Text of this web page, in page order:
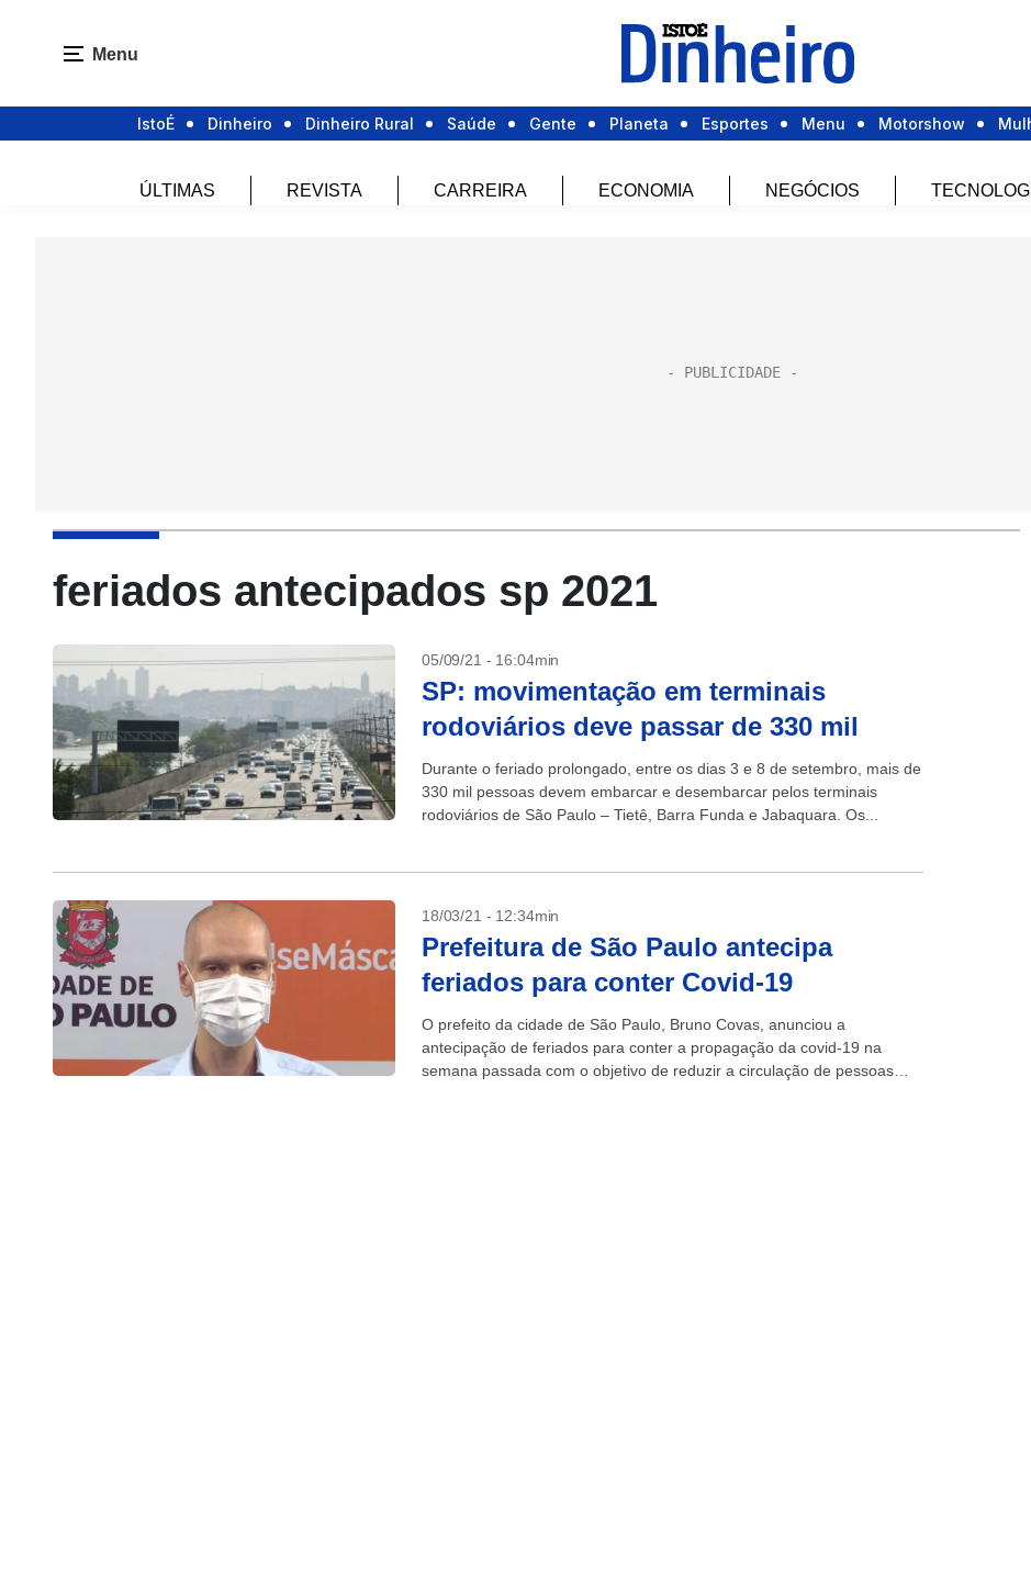
Menu
IstoÉ Dinheiro Dinheiro Rural Saúde Gente Planeta Esportes Menu Motorshow
ÚLTIMAS REVISTA CARREIRA ECONOMIA NEGÓCIOS
feriados antecipados sp 2021
05/09/21 - 16:04min
SP: movimentação em terminais
rodoviários deve passar de 330 mil
Durante o feriado prolongado, entre os dias 3 e 8 de setembro, mais de
330 mil pessoas devem embarcar e desembarcar pelos terminais
rodoviários de São Paulo – Tietê, Barra Funda e Jabaquara. Os...
18/03/21 - 12:34min
Prefeitura de São Paulo antecipa
feriados para conter Covid-19
O prefeito da cidade de São Paulo, Bruno Covas, anunciou a
antecipação de feriados para conter a propagação da covid-19 na
semana passada com o objetivo de reduzir a circulação de pessoas